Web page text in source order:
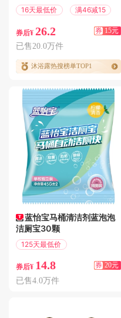
16天最低价 满46减15
券后¥ 26.2 券 15元
已售20.0万件
沐浴露热搜榜单TOP1
蓝怡宝马桶清洁剂蓝泡泡
洁厕宝30颗
125天最低价
券后¥ 14.8 券 20元
已售4.0万件